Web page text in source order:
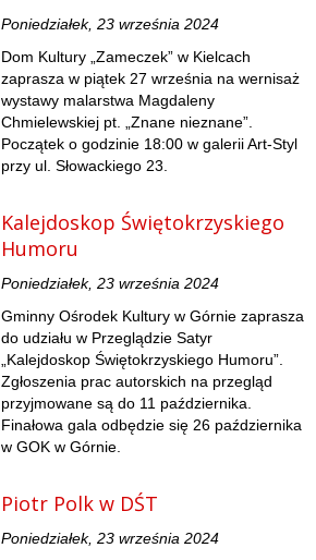
Poniedziałek, 23 września 2024
Dom Kultury „Zameczek” w Kielcach
zaprasza w piątek 27 września na wernisaż
wystawy malarstwa Magdaleny
Chmielewskiej pt. „Znane nieznane”.
Początek o godzinie 18:00 w galerii Art-Styl
przy ul. Słowackiego 23.
Kalejdoskop Świętokrzyskiego
Humoru
Poniedziałek, 23 września 2024
Gminny Ośrodek Kultury w Górnie zaprasza
do udziału w Przeglądzie Satyr
„Kalejdoskop Świętokrzyskiego Humoru”.
Zgłoszenia prac autorskich na przegląd
przyjmowane są do 11 października.
Finałowa gala odbędzie się 26 października
w GOK w Górnie.
Piotr Polk w DŚT
Poniedziałek, 23 września 2024